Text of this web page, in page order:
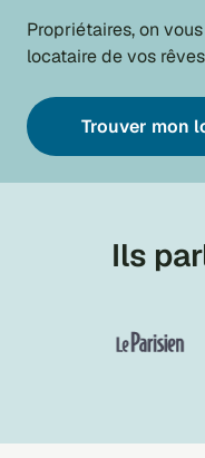
Propriétaires, on
locataire de vos
Trouver mon
Ils